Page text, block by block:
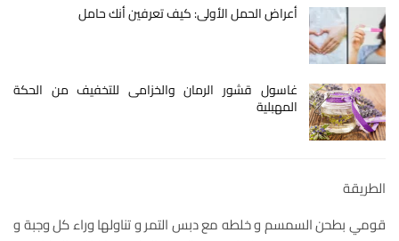
أعراض الحمل الأولى: كيف تعرفين أنك حامل
غاسول قشور الرمان والخزامى للتخفيف من الحكة
المهبلية
الطريقة
قومي بطحن السمسم و خلطه مع دبس التمر و تناولها وراء كل وجبة و